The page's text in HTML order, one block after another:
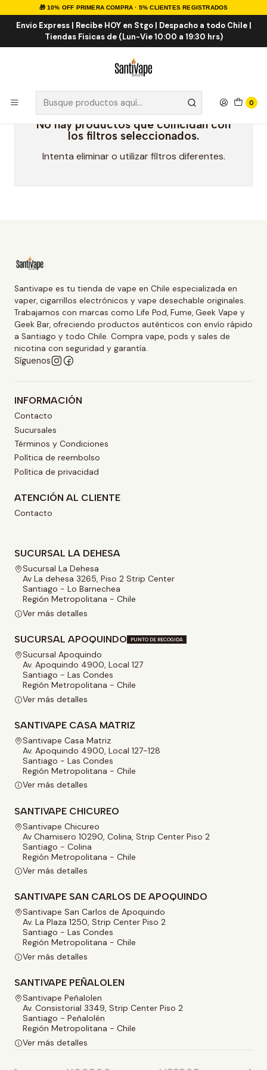
🎁 10% OFF PRIMERA COMPRA · 5% CLIENTES REGISTRADOS
Envio Express | Recibe HOY en Stgo | Despacho a todo Chile |
Tiendas Fisicas de (Lun-Vie 10:00 a 19:30 hrs)
0
Inicio Marcas Desechables Moti
Moti
No hay productos que coincidan con
los filtros seleccionados.
Intenta eliminar o utilizar filtros diferentes.
Santivape es tu tienda de vape en Chile especializada en
vaper, cigarrillos electrónicos y vape desechable originales.
Trabajamos con marcas como Life Pod, Fume, Geek Vape y
Geek Bar, ofreciendo productos auténticos con envío rápido
a Santiago y todo Chile. Compra vape, pods y sales de
nicotina con seguridad y garantía.
Síguenos
INFORMACIÓN
Contacto
Sucursales
Términos y Condiciones
Política de reembolso
Política de privacidad
ATENCIÓN AL CLIENTE
Contacto
SUCURSAL LA DEHESA
Sucursal La Dehesa
Av La dehesa 3265, Piso 2 Strip Center
Santiago - Lo Barnechea
Región Metropolitana - Chile
Ver más detalles
SUCURSAL APOQUINDO PUNTO DE RECOGIDA
Sucursal Apoquindo
Av. Apoquindo 4900, Local 127
Santiago - Las Condes
Región Metropolitana - Chile
Ver más detalles
SANTIVAPE CASA MATRIZ
Santivape Casa Matriz
Av. Apoquindo 4900, Local 127-128
Santiago - Las Condes
Región Metropolitana - Chile
Ver más detalles
SANTIVAPE CHICUREO
Santivape Chicureo
Av Chamisero 10290, Colina, Strip Center Piso 2
Santiago - Colina
Región Metropolitana - Chile
Ver más detalles
SANTIVAPE SAN CARLOS DE APOQUINDO
Santivape San Carlos de Apoquindo
Av. La Plaza 1250, Strip Center Piso 2
Santiago - Las Condes
Región Metropolitana - Chile
Ver más detalles
SANTIVAPE PEÑALOLEN
Santivape Peñalolen
Av. Consistorial 3349, Strip Center Piso 2
Santiago - Peñalolén
Región Metropolitana - Chile
Ver más detalles